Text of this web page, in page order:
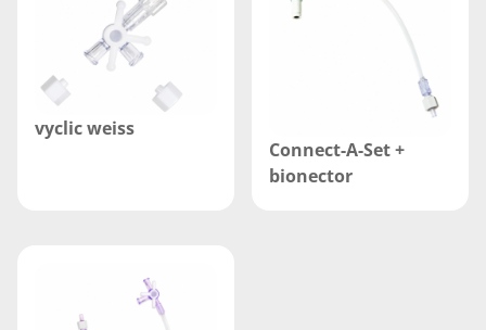
vyclic weiss
Connect-A-Set +
bionector